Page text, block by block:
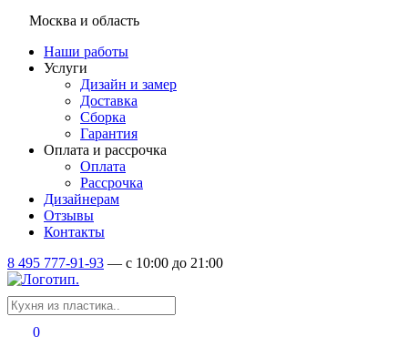
Москва и область
Наши работы
Услуги
Дизайн и замер
Доставка
Сборка
Гарантия
Оплата и рассрочка
Оплата
Рассрочка
Дизайнерам
Отзывы
Контакты
8 495 777-91-93 — c 10:00 до 21:00
0